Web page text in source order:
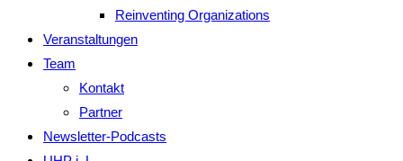
Reinventing Organizations
Veranstaltungen
Team
Kontakt
Partner
Newsletter-Podcasts